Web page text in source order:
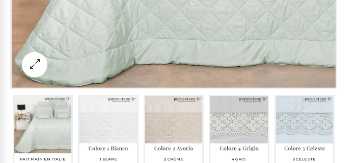
FAIT MAIN EN ITALIE 1 BLANC 2 CRÈME 4 GRIS 5 CÉLESTE